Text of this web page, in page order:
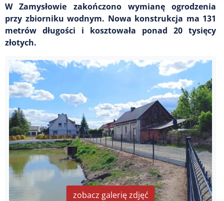
W Zamysłowie zakończono wymianę ogrodzenia
przy zbiorniku wodnym. Nowa konstrukcja ma 131
metrów długości i kosztowała ponad 20 tysięcy
złotych.
zobacz galerię zdjęć